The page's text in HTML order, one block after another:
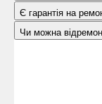
Є гарантія на
Чи можна